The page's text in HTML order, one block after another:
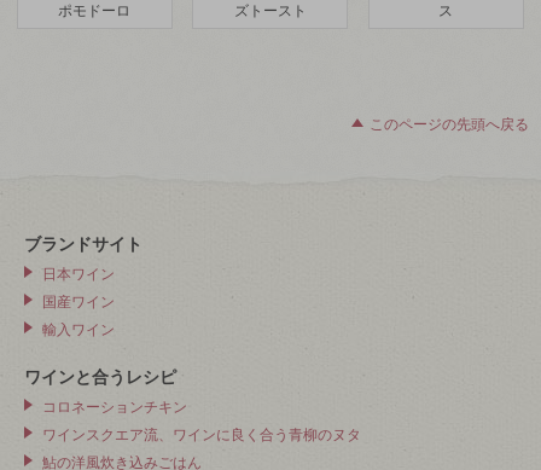
ポモドーロ
ズトースト
ス
このページの先頭へ戻る
ブランドサイト
日本ワイン
国産ワイン
輸入ワイン
ワインと合うレシピ
コロネーションチキン
ワインスクエア流、ワインに良く合う青柳のヌタ
鮎の洋風炊き込みごはん